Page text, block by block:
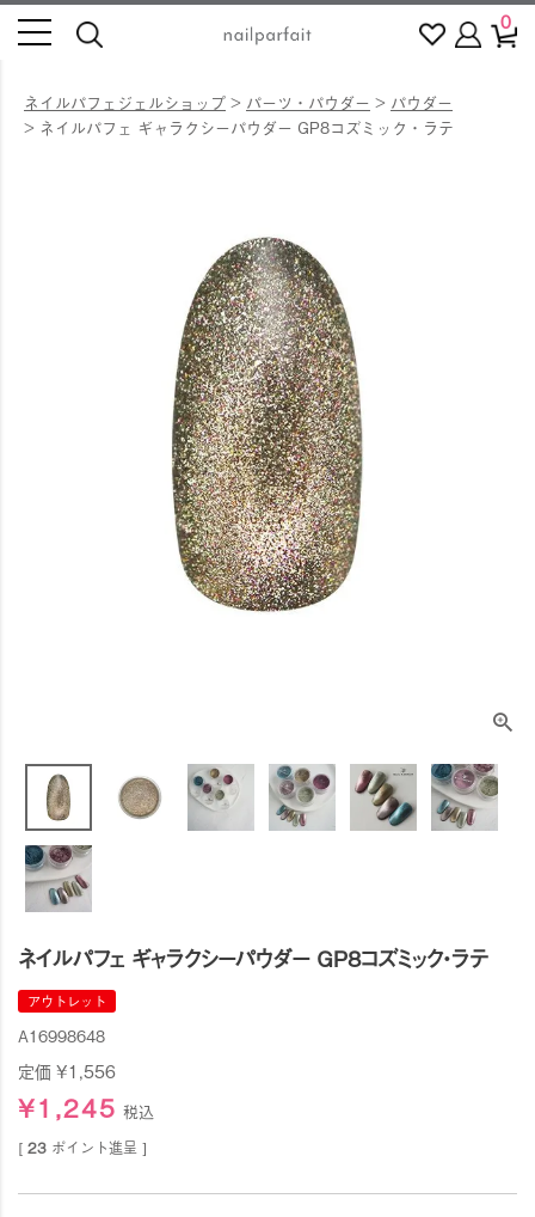
0
ネイルパフェジェルショップ パーツ・パウダー
パウダー
ネイルパフェ ギャラクシーパウダー GP8コズミック・ラテ
ネイルパフェ ギャラクシーパウダー GP8コズミック・ラテ
アウトレット
A16998648
定価¥1,556
¥1,245 税込
[ 23 ポイント進呈 ]